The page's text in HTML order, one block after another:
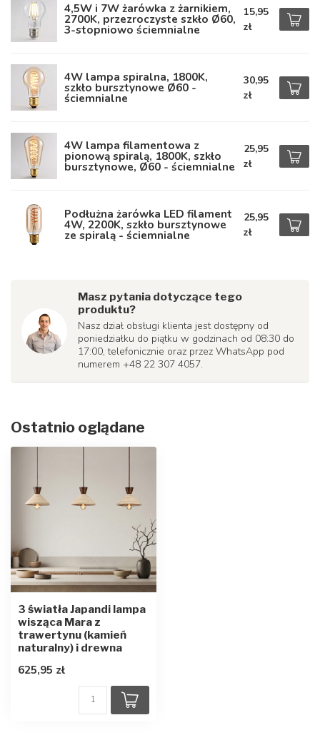
4,5W i 7W żarówka z żarnikiem,
2700K, przezroczyste szkło Ø60,
3-stopniowo ściemnialne
15,95
zł
4W lampa spiralna, 1800K,
szkło bursztynowe Ø60 -
ściemnialne
30,95
zł
4W lampa filamentowa z
pionową spiralą, 1800K, szkło
bursztynowe, Ø60 - ściemnialne
25,95
zł
Podłużna żarówka LED filament
4W, 2200K, szkło bursztynowe
ze spiralą - ściemnialne
25,95
zł
Masz pytania dotyczące tego
produktu?
Nasz dział obsługi klienta jest dostępny od
poniedziałku do piątku w godzinach od 08:30 do
17:00, telefonicznie oraz przez WhatsApp pod
numerem +48 22 307 4057.
Ostatnio oglądane
3 światła Japandi lampa
wisząca Mara z
trawertynu (kamień
naturalny) i drewna
625,95 zł